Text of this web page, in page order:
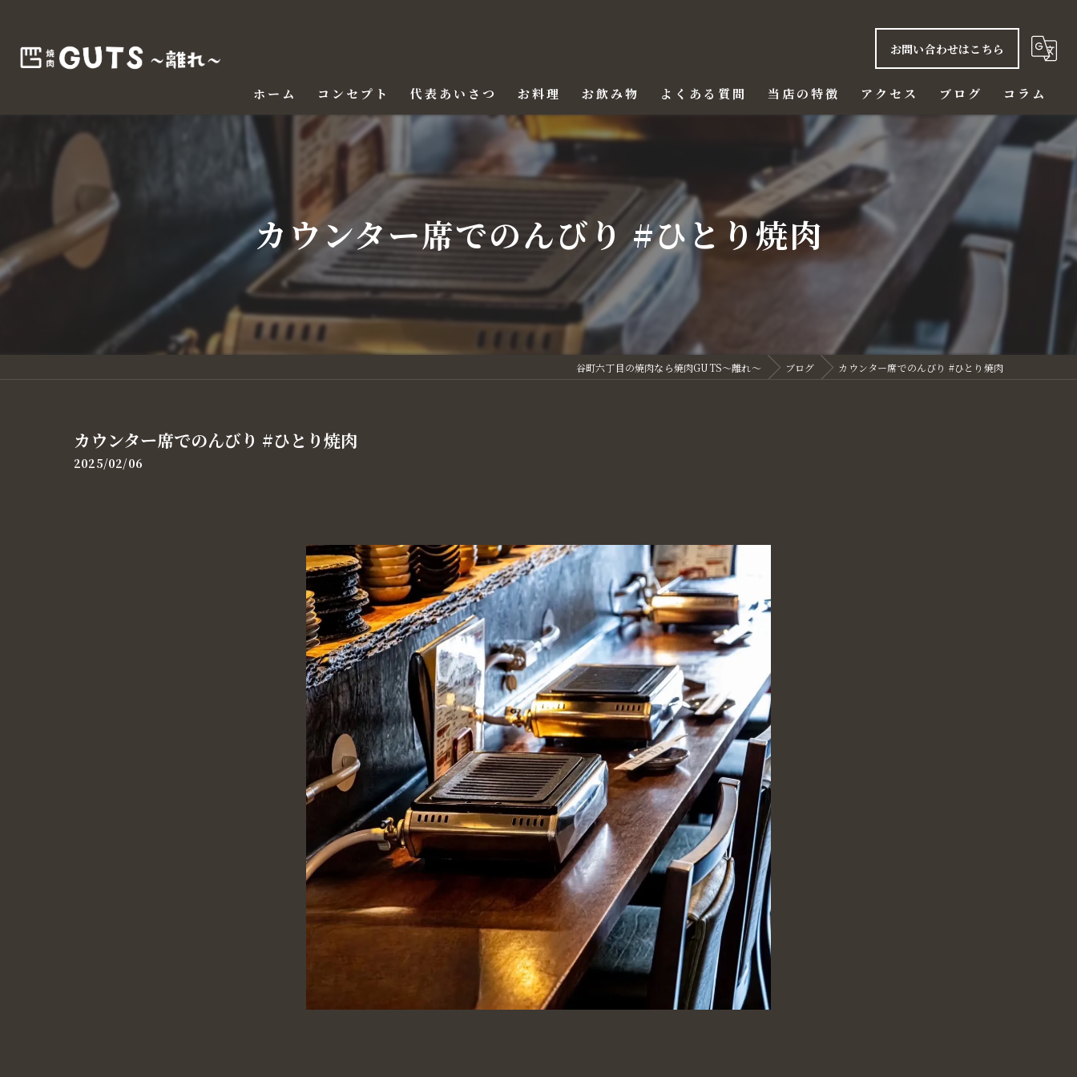
お問い合わせはこちら
ホーム コンセプト 代表あいさつ お料理 お飲み物 よくある質問 当店の特徴
ハラミ
ビール
アクセス ブログ コラム
カウンター席でのんびり #ひとり焼肉
谷町六丁目の焼肉なら焼肉GUTS～離れ～ ブログ カウンター席でのんびり #ひとり焼肉
カウンター席でのんびり #ひとり焼肉
2025/02/06